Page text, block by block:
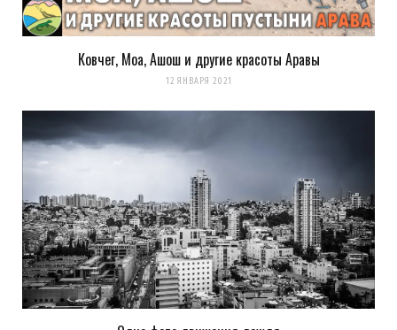
Ковчег, Моа, Ашош и другие красоты Аравы
12 ЯНВАРЯ 2021